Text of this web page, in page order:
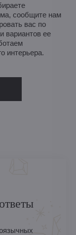
сообщите нам
вас по
вариантов ее
интерьера.